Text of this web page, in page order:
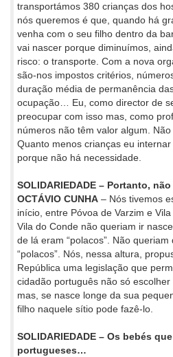
transportámos 380 crianças dos
nós queremos é que, quando há
venha com o seu filho dentro da
vai nascer porque diminuímos,
risco: o transporte. Com a nova
são-nos impostos critérios,
duração média de permanência
ocupação… Eu, como director de
preocupar com isso mas, como
números não têm valor algum.
Quanto menos crianças eu
porque não há necessidade.
SOLIDARIEDADE – Portanto,
OCTÁVIO CUNHA – Nós tivemos
início, entre Póvoa de Varzim e
Vila do Conde não queriam ir
de lá eram “polacos”. Não
“polacos”. Nós, nessa altura,
República uma legislação que
cidadão português não só
mas, se nasce longe da sua
filho naquele sítio pode fazê-lo.
SOLIDARIEDADE – Os bebés
portugueses…